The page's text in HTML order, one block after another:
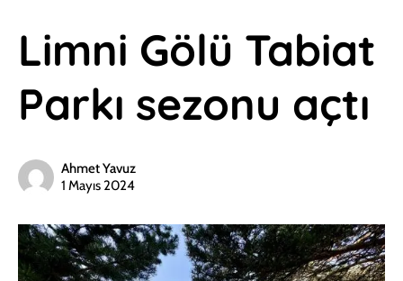
Limni Gölü Tabiat
Parkı sezonu açtı
Ahmet Yavuz
1 Mayıs 2024